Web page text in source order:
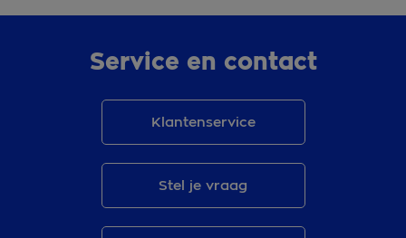
Service en contact
Klantenservice
Stel je vraag